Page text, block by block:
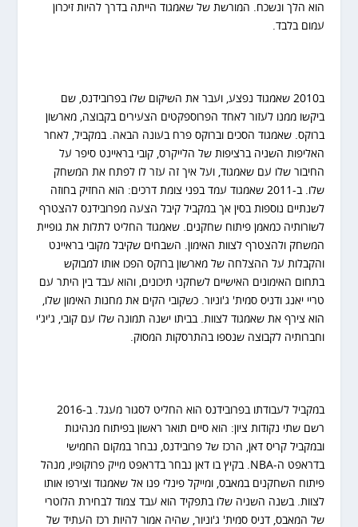
הוא הלך ונשכח. המורשת של שאמגוד הייתה בדרך להיות זיכרון
עמום בלבד.
ב2010 שאמגוד נפצע, ועבר את השיקום שלו בפרובידנס, שם
ביקשו ממנו לעזור לאחד הפרוספקטים הצעירים בקבוצה, מארשון
ברוקס. שאמגוד הסכים וברוקס פרח בעונה הבאה. במקביל, לאחר
האליפות השניה ברציפות של הלייקרס, קובי בראיינט סיפר על
החיבור שלו עם שאמגוד, ועל איך זה עזר לו לפתח את המשחק
שלו. ב-2011 שאמגוד עמד בפני צומת דרכים: הוא החזיק בחוזה
לשנתיים נוספות בסין אך במקביל קיבל הצעה מפרובידנס להצטרף
לשורותיה כמאמן פיתוח שחקנים. שאמגוד החליט לתלות את גופיית
המשחק ולהצטרף לצוות האימון. השבחים שקיבל מקובי בראיינט
והקבלות על ההצלחה של מארשון ברוקס הפכו אותו למבוקש
בתחום האימונים האישיים לשחקני תיכונים, והוא עבד בין היתר עם
טריי יאנג ודניס סמית' ג'וניור. כשקובי הקים את מחנות האימון שלו,
הוא צירף את שאמגוד לצוות. בביתו ישנה תמונה שלו עם קובי, ג'יג'י
וחברותיה לקבוצה שנספו בהתרסקות המסוק.
במקביל לעבודתו בפרובידנס הוא החליט לסגור מעגל. ב-2016
רשם שתי נקודות ציון: הוא סיים תואר ראשון בפיתוח מנהיגות
ובמקביל קריס דאן, הרכז של פרובידנס, נבחר במקום החמישי
בדראפט ה-NBA. בקיץ בו דאן נבחר בדראפט מייק פרוקופיו, מנהל
פיתוח השחקנים במאבס, ומייקל פינלי פנו אל שאמגוד וצירפו אותו
לצוות. בשנה השניה שלו בתפקיד הוא עבד צמוד לבחירת הלוטרי
של המאבס, דניס סמית' ג'וניור, שהיה אמור להיות רכז העתיד של